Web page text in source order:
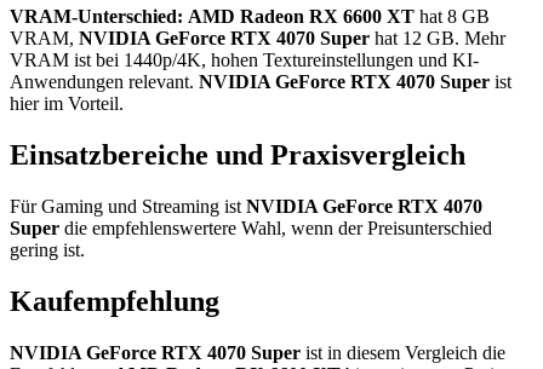
VRAM-Unterschied: AMD Radeon RX 6600 XT hat 8 GB
VRAM, NVIDIA GeForce RTX 4070 Super hat 12 GB. Mehr
VRAM ist bei 1440p/4K, hohen Textureinstellungen und KI-
Anwendungen relevant. NVIDIA GeForce RTX 4070 Super ist
hier im Vorteil.
Einsatzbereiche und Praxisvergleich
Für Gaming und Streaming ist NVIDIA GeForce RTX 4070
Super die empfehlenswertere Wahl, wenn der Preisunterschied
gering ist.
Kaufempfehlung
NVIDIA GeForce RTX 4070 Super ist in diesem Vergleich die